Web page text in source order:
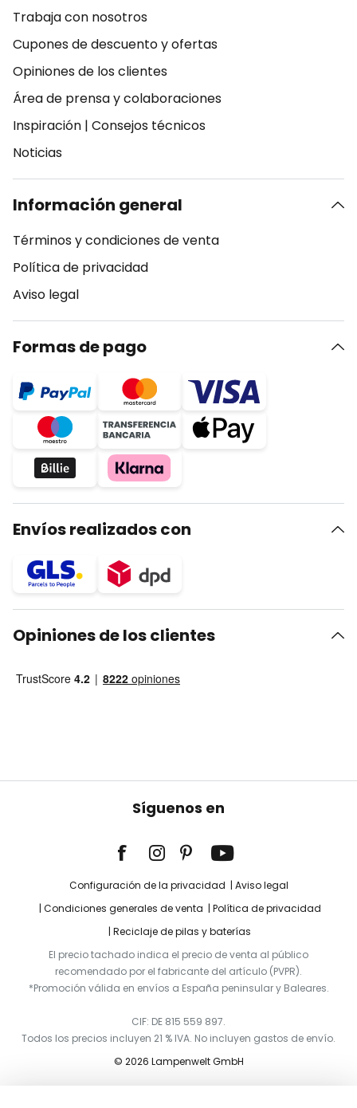
Trabaja con nosotros
Cupones de descuento y ofertas
Opiniones de los clientes
Área de prensa y colaboraciones
Inspiración | Consejos técnicos
Noticias
Información general
Términos y condiciones de venta
Política de privacidad
Aviso legal
Formas de pago
Envíos realizados con
Opiniones de los clientes
Síguenos en
Configuración de la privacidad
Aviso legal
Condiciones generales de venta
Política de privacidad
Reciclaje de pilas y baterías
El precio tachado indica el precio de venta al público
recomendado por el fabricante del artículo (PVPR).
*Promoción válida en envíos a España peninsular y Baleares.
CIF: DE 815 559 897.
Todos los precios incluyen 21 % IVA. No incluyen gastos de envío.
© 2026 Lampenwelt GmbH